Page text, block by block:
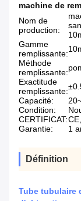
machine de
Nom de
production:
Gamme
remplissante:
Méthode
remplissante:
Exactitude
remplissante:
Capacité:
Condition:
CERTIFICAT:
Garantie:
1
Définition
Tube tubulaire